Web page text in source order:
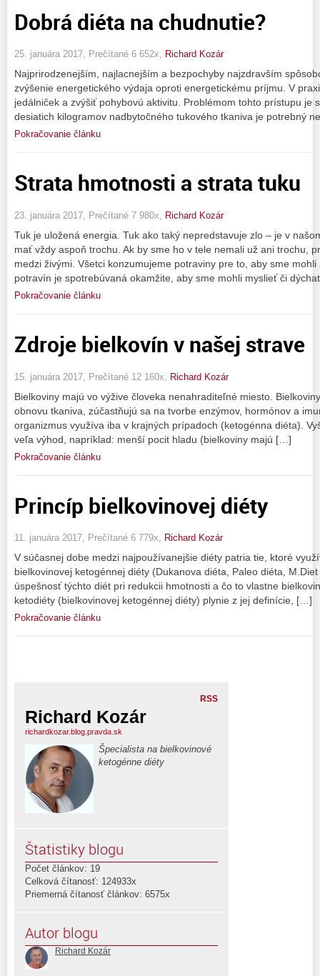
Dobrá diéta na chudnutie?
25. januára 2017, Prečítané 6 652x, Richard Kozár
Najprirodzenejším, najlacnejším a bezpochyby najzdravším
zvýšenie energetického výdaja oproti energetickému príjmu. V
jedálniček a zvýšiť pohybovú aktivitu. Problémom tohto prístupu je
desiatich kilogramov nadbytočného tukového tkaniva je potrebný
Pokračovanie článku
Strata hmotnosti a strata tuku
23. januára 2017, Prečítané 7 980x, Richard Kozár
Tuk je uložená energia. Tuk ako taký nepredstavuje zlo – je v
mať vždy aspoň trochu. Ak by sme ho v tele nemali už ani trochu,
medzi živými. Všetci konzumujeme potraviny pre to, aby sme
potravín je spotrebúvaná okamžite, aby sme mohli myslieť či
Pokračovanie článku
Zdroje bielkovín v našej strave
15. januára 2017, Prečítané 12 160x, Richard Kozár
Bielkoviny majú vo výžive človeka nenahraditeľné miesto.
obnovu tkaniva, zúčastňujú sa na tvorbe enzýmov, hormónov a
organizmus využíva iba v krajných prípadoch (ketogénna diéta).
veľa výhod, napríklad: menší pocit hladu (bielkoviny majú […]
Pokračovanie článku
Princíp bielkovinovej diéty
11. januára 2017, Prečítané 6 779x, Richard Kozár
V súčasnej dobe medzi najpoužívanejšie diéty patria tie, ktoré
bielkovinovej ketogénnej diéty (Dukanova diéta, Paleo diéta,
úspešnosť týchto diét pri redukcii hmotnosti a čo to vlastne
ketodiéty (bielkovinovej ketogénnej diéty) plynie z jej definície, […]
Pokračovanie článku
RSS
Richard Kozár
richardkozar.blog.pravda.sk
Špecialista na bielkovinové
ketogénne diéty
Štatistiky blogu
Počet článkov: 19
Celková čítanosť: 124933x
Priemerná čítanosť článkov: 6575x
Autor blogu
Richard Kozár